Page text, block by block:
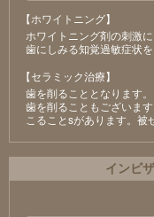
【ホワイトニング】
ホワイトニング剤の刺激
⻭にしみる知覚過敏症状
【セラミック治療】
⻭を削ることとなります
⻭を削ることもございま
こることsがあります。被
インビ